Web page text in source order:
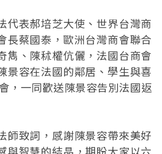
代表郝培芝大使、世界台灣商
長蔡國泰，歐洲台灣商會聯合
雋、陳秫權伉儷，法國台商會
景容在法國的鄰居、學生與喜
，一同歡送陳景容告別法國返
師致詞，感謝陳景容帶來美好